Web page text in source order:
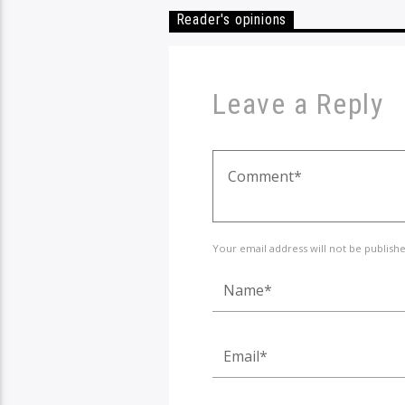
Reader's opinions
Leave a Reply
Your email address will not be